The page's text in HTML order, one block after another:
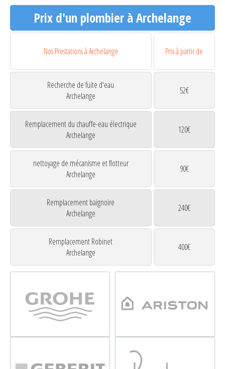
Prix d'un plombier à Archelange
Nos Prestations à Archelange Prix à partir de
Recherche de fuite d'eau
Archelange
52€
Remplacement du chauffe-eau électrique
Archelange
120€
nettoyage de mécanisme et flotteur
Archelange
90€
Remplacement baignoire
Archelange
240€
Remplacement Robinet
Archelange
400€